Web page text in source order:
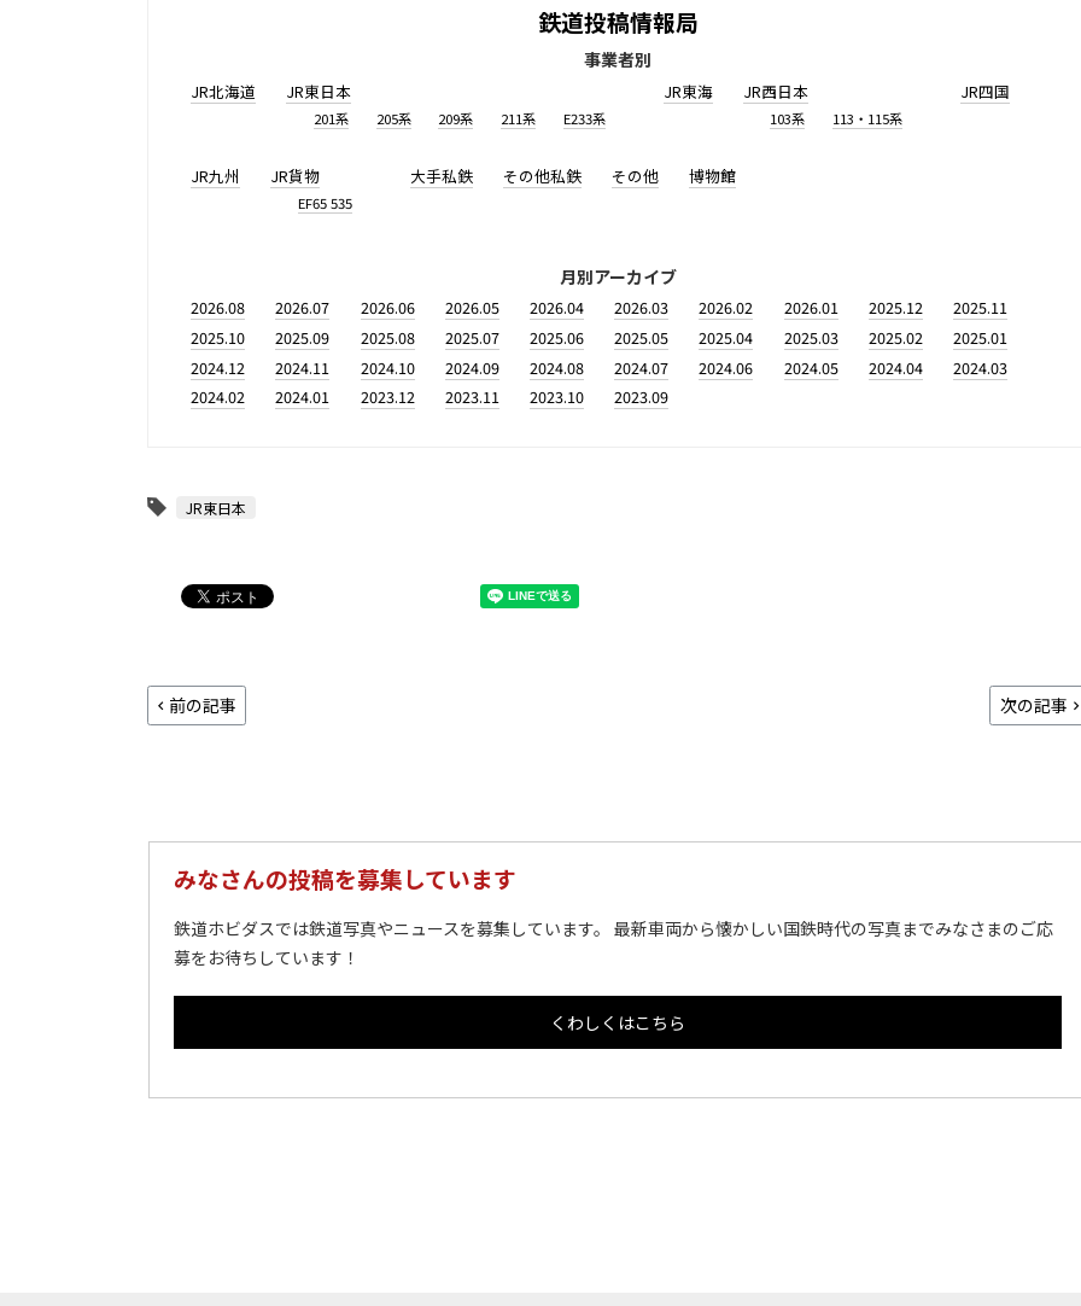
鉄道投稿情報局
事業者別
JR北海道 JR東日本
201系 205系 209系 211系 E233系
JR東海 JR西日本
103系 113・115系
JR四国
JR九州 JR貨物
EF65 535
大手私鉄 その他私鉄 その他 博物館
月別アーカイブ
2026.08 2026.07 2026.06 2026.05 2026.04 2026.03 2026.02 2026.01 2025.12
2025.11
2025.10
2025.09 2025.08 2025.07 2025.06 2025.05 2025.04 2025.03 2025.02
2025.01
2024.12
2024.11 2024.10 2024.09 2024.08 2024.07 2024.06 2024.05 2024.04
2024.03
2024.02
2024.01 2023.12 2023.11 2023.10 2023.09
JR東日本
前の記事 次の記事
みなさんの投稿を募集しています
鉄道ホビダスでは鉄道写真やニュースを募集しています。 最新車両から懐かしい国鉄時代の写真までみなさまのご応
募をお待ちしています！
くわしくはこちら